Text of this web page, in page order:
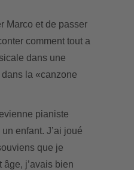
Marco et de passer
comment tout a
dans une
la «canzone
pianiste
enfant. J’ai joué
que je
j’avais bien